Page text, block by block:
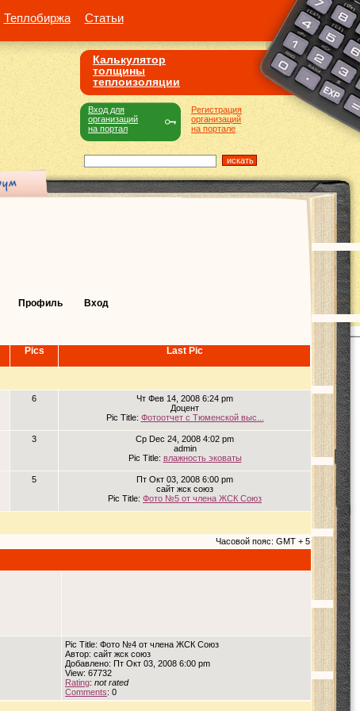
Теплобиржа Статьи
Калькулятор
толщины
теплоизоляции
Регистрация
организаций
на портале
Вход для
организаций
на портал
Профиль Вход
Pics Last Pic
6
Чт Фев 14, 2008 6:24 pm
Доцент
Pic Title: Фотоотчет с Тюменской выс...
3
Ср Dec 24, 2008 4:02 pm
admin
Pic Title: влажность эковаты
5
Пт Окт 03, 2008 6:00 pm
сайт жск союз
Pic Title: Фото №5 от члена ЖСК Союз
Часовой пояс: GMT + 5
Pic Title: Фото №4 от члена ЖСК Союз
Автор: сайт жск союз
Добавлено: Пт Окт 03, 2008 6:00 pm
View: 67732
Rating: not rated
Comments: 0